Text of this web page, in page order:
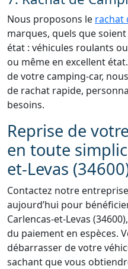
Nous proposons le rachat
marques, quels que
état : véhicules roulants
ou même en excellent
de votre camping-car,
de rachat rapide,
besoins.
Reprise de
en toute
et-Levas
Contactez notre
aujourd’hui pour
Carlencas-et-Levas
du paiement en espèces.
débarrasser de votre
sachant que vous